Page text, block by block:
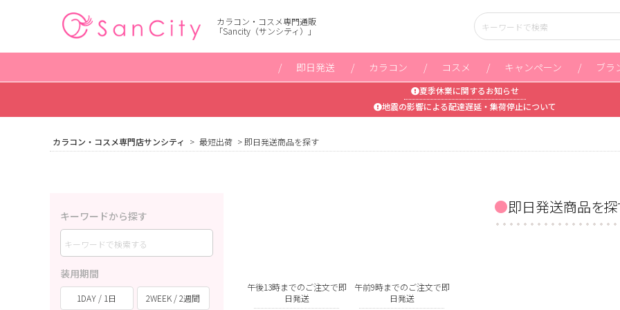
カラコン・コスメ専門通販
「Sancity（サンシティ）」
即日発送 カラコン コスメ キャンペーン ブラ
夏季休業に関するお知らせ
地震の影響による配達遅延・集荷停止について
カラコン・コスメ専門店サンシティ 最短出荷 即日発送商品を探す
キーワードから探す
装用期間
1DAY / 1日 2WEEK / 2週間
即日発送商品を探
午後13時までのご注文で即
日発送
午前9時までのご注文で即
日発送